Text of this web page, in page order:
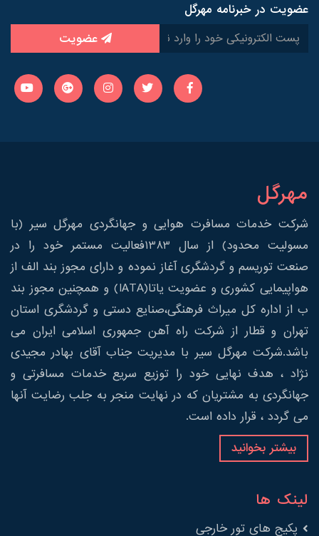
عضویت در خبرنامه مهرگل
عضویت
مهرگل
شرکت خدمات مسافرت هوایی و جهانگردی مهرگل سیر (با
مسولیت محدود) از سال 1383فعالیت مستمر خود را در
صنعت توریسم و گردشگری آغاز نموده و دارای مجوز بند الف از
هواپیمایی کشوری و عضویت یاتا(IATA) و همچنین مجوز بند
ب از اداره کل میراث فرهنگی،صنایع دستی و گردشگری استان
تهران و قطار از شرکت راه آهن جمهوری اسلامی ایران می
باشد.شرکت مهرگل سیر با مدیریت جناب آقای بهادر مجیدی
نژاد ، هدف نهایی خود را توزیع سریع خدمات مسافرتی و
جهانگردی به مشتریان که در نهایت منجر به جلب رضایت آنها
می گردد ، قرار داده است.
بیشتر بخوانید
لینک ها
پکیج های تور خارجی